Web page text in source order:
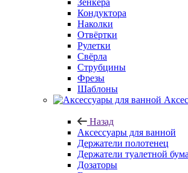
Зенкера
Кондуктора
Наколки
Отвёртки
Рулетки
Свёрла
Струбцины
Фрезы
Шаблоны
Назад
Аксессуары для ванной
Держатели полотенец
Держатели туалетной
Дозаторы